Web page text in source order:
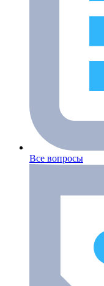
Все вопросы